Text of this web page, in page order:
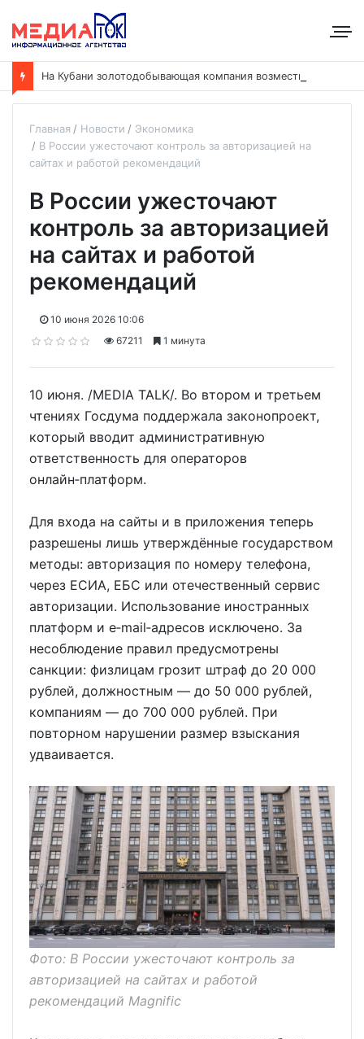
Главная Новости
Экономика
В России ужесточают контроль за авторизацией на
сайтах и работой рекомендаций
В России ужесточают
контроль за авторизацией
на сайтах и работой
рекомендаций
10 июня 2026 10:06
67211
1 минута
10 июня. /MEDIA TALK/. Во втором и третьем
чтениях Госдума поддержала законопроект,
который вводит административную
ответственность для операторов
онлайн‑платформ.
Для входа на сайты и в приложения теперь
разрешены лишь утверждённые государством
методы: авторизация по номеру телефона,
через ЕСИА, ЕБС или отечественный сервис
авторизации. Использование иностранных
платформ и e‑mail‑адресов исключено. За
несоблюдение правил предусмотрены
санкции: физлицам грозит штраф до 20 000
рублей, должностным — до 50 000 рублей,
компаниям — до 700 000 рублей. При
повторном нарушении размер взыскания
удваивается.
Фото: В России ужесточают контроль за
авторизацией на сайтах и работой
рекомендаций Magnific